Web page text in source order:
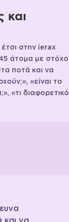
και
στην ierax
άτομα με στόχο
ποτά και να
«είναι το
«τι διαφορετικό
και να